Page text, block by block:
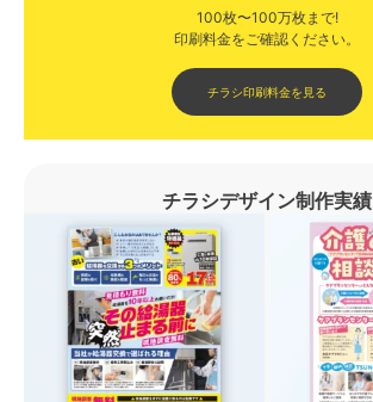
100枚〜100万枚まで!
印刷料金をご確認ください。​
チラシ印刷料金を見る
チラシデザイン制作実績